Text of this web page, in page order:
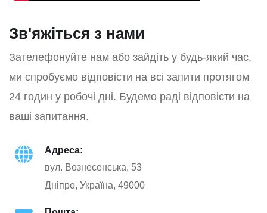
Зв'яжіться з нами
Зателефонуйте нам або зайдіть у будь-який час,
ми спробуємо відповісти на всі запити протягом
24 годин у робочі дні. Будемо раді відповісти на
ваші запитання.
Адреса:
вул. Вознесенська, 53
Дніпро, Україна, 49000